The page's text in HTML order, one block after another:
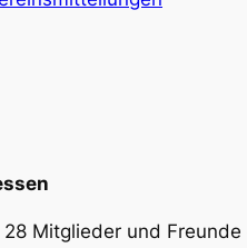
Mitglieder und